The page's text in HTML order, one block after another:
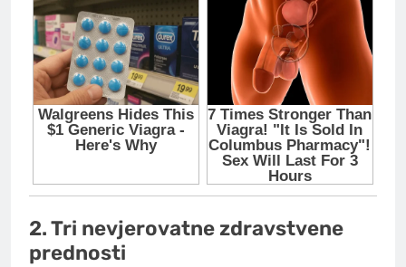
2. Tri nevjerovatne zdravstvene
prednosti